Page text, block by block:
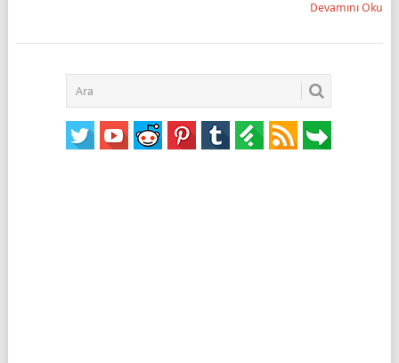
Devamını Oku